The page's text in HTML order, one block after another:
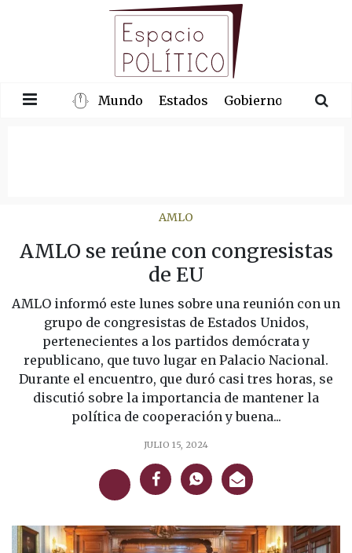
Mundo Estados Gobierno
AMLO
AMLO se reúne con congresistas
de EU
AMLO informó este lunes sobre una reunión con un
grupo de congresistas de Estados Unidos,
pertenecientes a los partidos demócrata y
republicano, que tuvo lugar en Palacio Nacional.
Durante el encuentro, que duró casi tres horas, se
discutió sobre la importancia de mantener la
política de cooperación y buena...
JULIO 15, 2024